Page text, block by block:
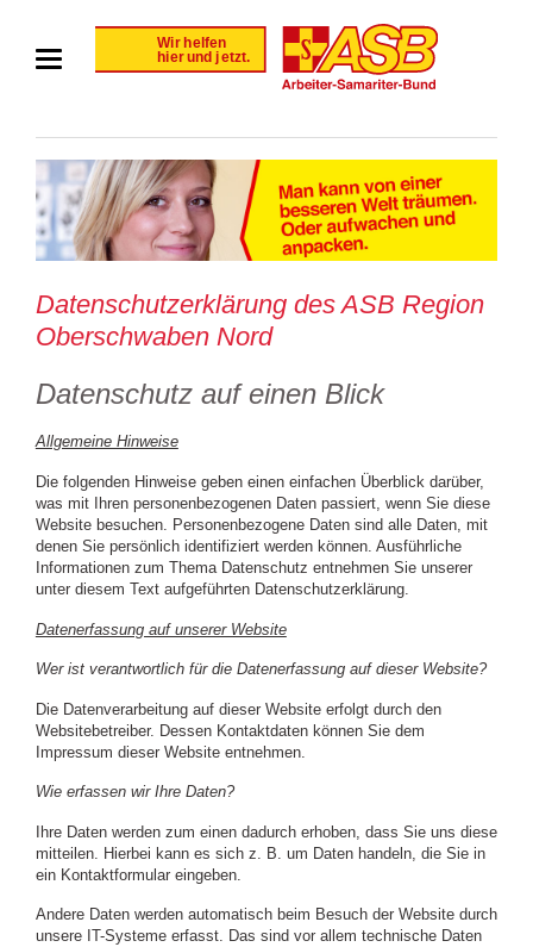
Datenschutzerklärung des ASB Region
Oberschwaben Nord
Datenschutz auf einen Blick
Allgemeine Hinweise
Die folgenden Hinweise geben einen einfachen Überblick darüber,
was mit Ihren personenbezogenen Daten passiert, wenn Sie diese
Website besuchen. Personenbezogene Daten sind alle Daten, mit
denen Sie persönlich identifiziert werden können. Ausführliche
Informationen zum Thema Datenschutz entnehmen Sie unserer
unter diesem Text aufgeführten Datenschutzerklärung.
Datenerfassung auf unserer Website
Wer ist verantwortlich für die Datenerfassung auf dieser Website?
Die Datenverarbeitung auf dieser Website erfolgt durch den
Websitebetreiber. Dessen Kontaktdaten können Sie dem
Impressum dieser Website entnehmen.
Wie erfassen wir Ihre Daten?
Ihre Daten werden zum einen dadurch erhoben, dass Sie uns diese
mitteilen. Hierbei kann es sich z. B. um Daten handeln, die Sie in
ein Kontaktformular eingeben.
Andere Daten werden automatisch beim Besuch der Website durch
unsere IT-Systeme erfasst. Das sind vor allem technische Daten